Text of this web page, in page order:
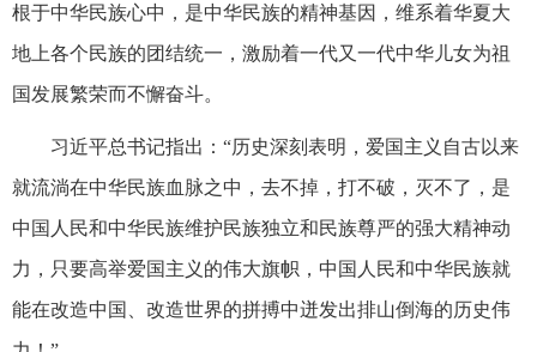
根于中华民族心中，是中华民族的精神基因，维系着华夏大
地上各个民族的团结统一，激励着一代又一代中华儿女为祖
国发展繁荣而不懈奋斗。
习近平总书记指出：“历史深刻表明，爱国主义自古以来
就流淌在中华民族血脉之中，去不掉，打不破，灭不了，是
中国人民和中华民族维护民族独立和民族尊严的强大精神动
力，只要高举爱国主义的伟大旗帜，中国人民和中华民族就
能在改造中国、改造世界的拼搏中迸发出排山倒海的历史伟